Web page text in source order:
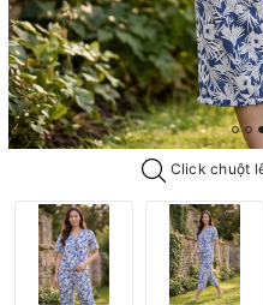
Click chuột